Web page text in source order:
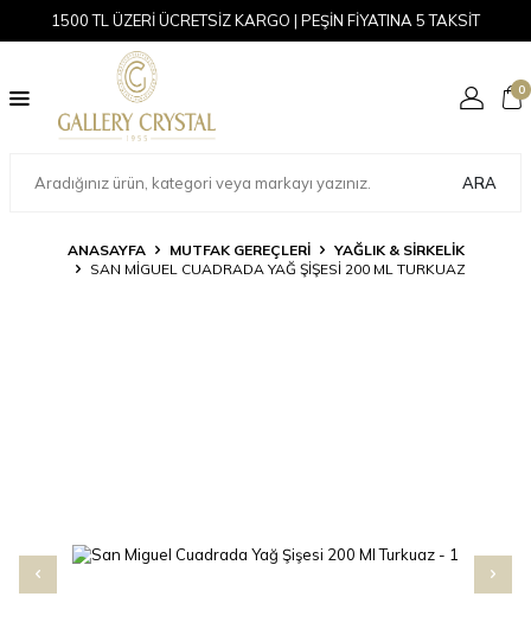
1500 TL ÜZERİ ÜCRETSİZ KARGO | PEŞİN FİYATINA 5 TAKSİT
ARA
0
ANASAYFA MUTFAK GEREÇLERİ
YAĞLIK & SIRKELIK
SAN MIGUEL CUADRADA YAĞ ŞIŞESI 200 ML TURKUAZ